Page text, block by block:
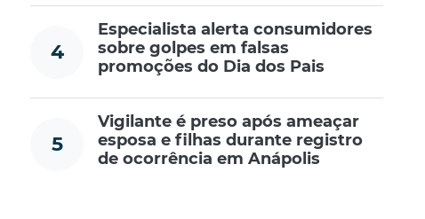
4
Especialista alerta consumidores
sobre golpes em falsas
promoções do Dia dos Pais
5
Vigilante é preso após ameaçar
esposa e filhas durante registro
de ocorrência em Anápolis